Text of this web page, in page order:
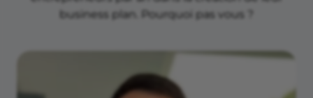
business plan. Pourquoi pas vous ?